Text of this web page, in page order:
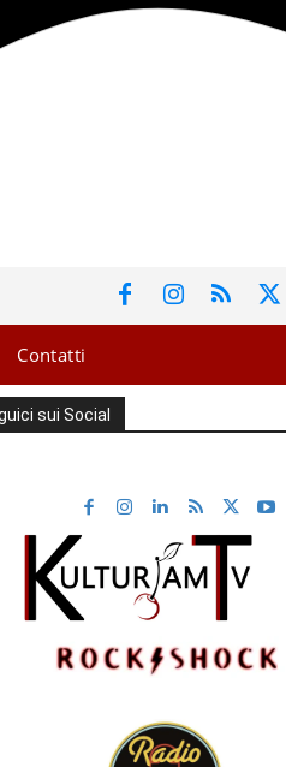
Contatti
sui Social